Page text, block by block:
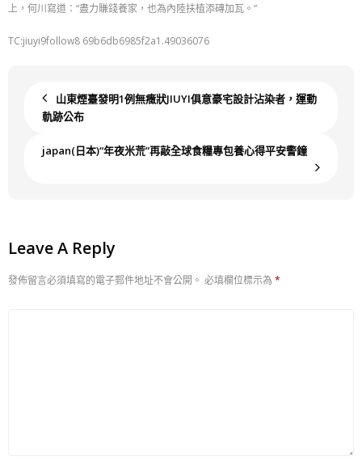
上，何川寫道：“盡力賺錢養家，也為內陸扶植添磚加瓦。”
TC:jiuyi9follow8 69b6db6985f2a1.49036076
山東煙臺發明1例無癥狀JIUYI俱意豪宅設計沾染者，運動
軌跡公布
japan(日本)“年夜米荒”再敲全球食糧專包養心得平安警鐘
Leave A Reply
發佈留言必須填寫的電子郵件地址不會公開。 必填欄位標示為 *